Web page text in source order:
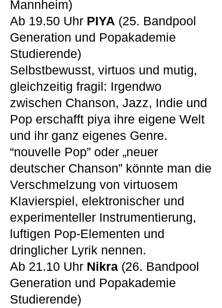
Mannheim)
Ab 19.50 Uhr PIYA (25. Bandpool
Generation und Popakademie
Studierende)
Selbstbewusst, virtuos und mutig,
gleichzeitig fragil: Irgendwo
zwischen Chanson, Jazz, Indie und
Pop erschafft piya ihre eigene Welt
und ihr ganz eigenes Genre.
“nouvelle Pop” oder „neuer
deutscher Chanson” könnte man die
Verschmelzung von virtuosem
Klavierspiel, elektronischer und
experimenteller Instrumentierung,
luftigen Pop-Elementen und
dringlicher Lyrik nennen.
Ab 21.10 Uhr Nikra (26. Bandpool
Generation und Popakademie
Studierende)